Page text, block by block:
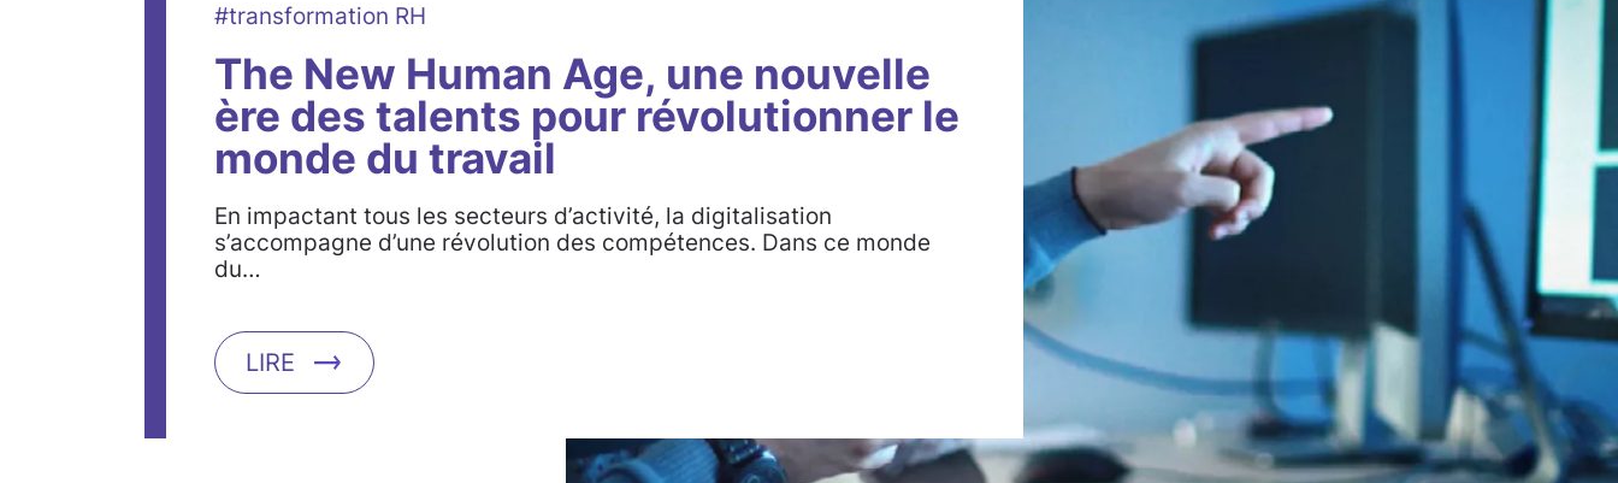
#transformation RH
The New Human Age, une nouvelle
ère des talents pour révolutionner le
monde du travail
En impactant tous les secteurs d’activité, la digitalisation
s’accompagne d’une révolution des compétences. Dans ce monde
du…
LIRE